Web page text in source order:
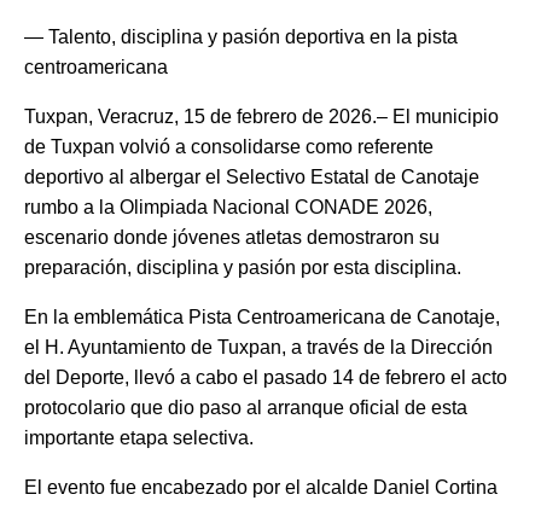
— Talento, disciplina y pasión deportiva en la pista
centroamericana
Tuxpan, Veracruz, 15 de febrero de 2026.– El municipio
de Tuxpan volvió a consolidarse como referente
deportivo al albergar el Selectivo Estatal de Canotaje
rumbo a la Olimpiada Nacional CONADE 2026,
escenario donde jóvenes atletas demostraron su
preparación, disciplina y pasión por esta disciplina.
En la emblemática Pista Centroamericana de Canotaje,
el H. Ayuntamiento de Tuxpan, a través de la Dirección
del Deporte, llevó a cabo el pasado 14 de febrero el acto
protocolario que dio paso al arranque oficial de esta
importante etapa selectiva.
El evento fue encabezado por el alcalde Daniel Cortina